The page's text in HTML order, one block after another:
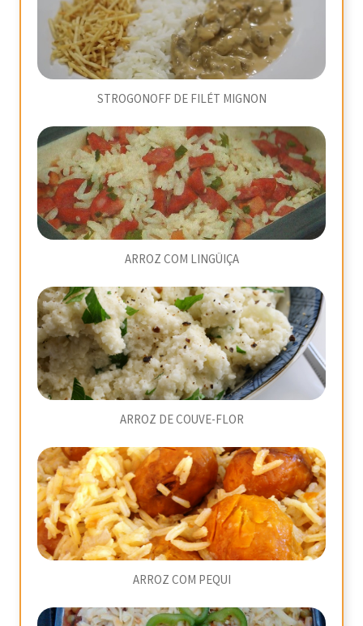
STROGONOFF DE FILÉT MIGNON
ARROZ COM LINGÜIÇA
ARROZ DE COUVE-FLOR
ARROZ COM PEQUI